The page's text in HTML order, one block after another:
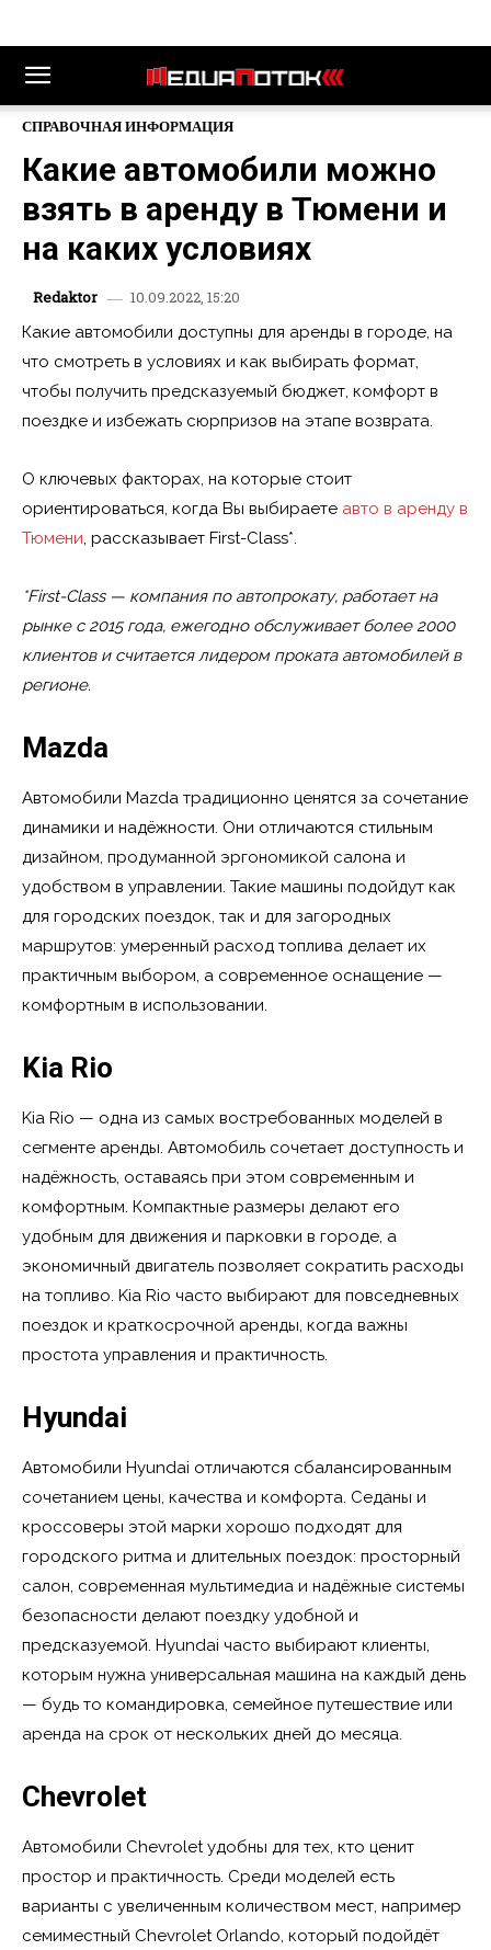
СПРАВОЧНАЯ ИНФОРМАЦИЯ
Какие автомобили можно
взять в аренду в Тюмени и
на каких условиях
Redaktor
10.09.2022, 15:20
Какие автомобили доступны для аренды в городе, на
что смотреть в условиях и как выбирать формат,
чтобы получить предсказуемый бюджет, комфорт в
поездке и избежать сюрпризов на этапе возврата.
О ключевых факторах, на которые стоит
ориентироваться, когда Вы выбираете авто в аренду в
Тюмени, рассказывает First-Class*.
*First-Class — компания по автопрокату, работает на
рынке с 2015 года, ежегодно обслуживает более 2000
клиентов и считается лидером проката автомобилей в
регионе.
Mazda
Автомобили Mazda традиционно ценятся за сочетание
динамики и надёжности. Они отличаются стильным
дизайном, продуманной эргономикой салона и
удобством в управлении. Такие машины подойдут как
для городских поездок, так и для загородных
маршрутов: умеренный расход топлива делает их
практичным выбором, а современное оснащение —
комфортным в использовании.
Kia Rio
Kia Rio — одна из самых востребованных моделей в
сегменте аренды. Автомобиль сочетает доступность и
надёжность, оставаясь при этом современным и
комфортным. Компактные размеры делают его
удобным для движения и парковки в городе, а
экономичный двигатель позволяет сократить расходы
на топливо. Kia Rio часто выбирают для повседневных
поездок и краткосрочной аренды, когда важны
простота управления и практичность.
Hyundai
Автомобили Hyundai отличаются сбалансированным
сочетанием цены, качества и комфорта. Седаны и
кроссоверы этой марки хорошо подходят для
городского ритма и длительных поездок: просторный
салон, современная мультимедиа и надёжные системы
безопасности делают поездку удобной и
предсказуемой. Hyundai часто выбирают клиенты,
которым нужна универсальная машина на каждый день
— будь то командировка, семейное путешествие или
аренда на срок от нескольких дней до месяца.
Chevrolet
Автомобили Chevrolet удобны для тех, кто ценит
простор и практичность. Среди моделей есть
варианты с увеличенным количеством мест, например
семиместный Chevrolet Orlando, который подойдёт